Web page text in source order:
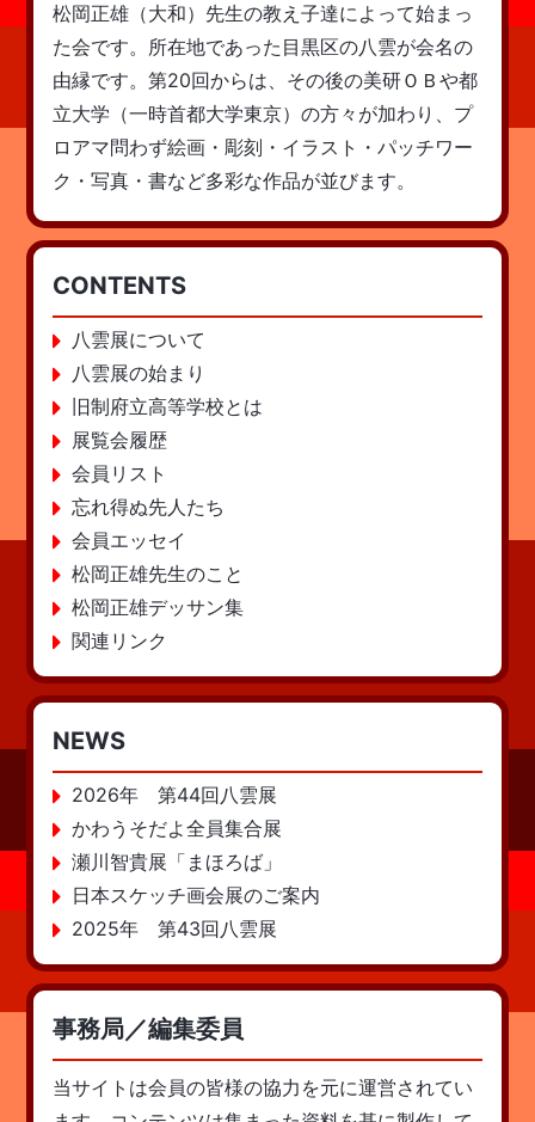
松岡正雄（大和）先生の教え子達によって始まっ
た会です。所在地であった目黒区の八雲が会名の
由縁です。第20回からは、その後の美研ＯＢや都
立大学（一時首都大学東京）の方々が加わり、プ
ロアマ問わず絵画・彫刻・イラスト・パッチワー
ク・写真・書など多彩な作品が並びます。
CONTENTS
八雲展について
八雲展の始まり
旧制府立高等学校とは
展覧会履歴
会員リスト
忘れ得ぬ先人たち
会員エッセイ
松岡正雄先生のこと
松岡正雄デッサン集
関連リンク
NEWS
2026年 第44回八雲展
かわうそだよ全員集合展
瀬川智貴展「まほろば」
日本スケッチ画会展のご案内
2025年 第43回八雲展
事務局／編集委員
当サイトは会員の皆様の協力を元に運営されてい